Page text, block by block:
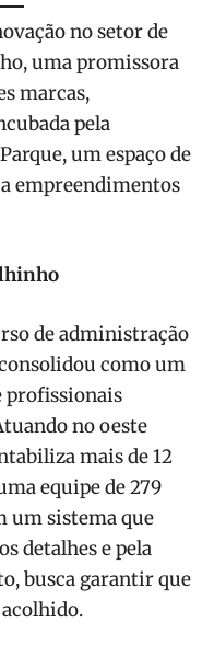
no setor de
uma promissora
marcas,
pela
um espaço de
empreendimentos
de administração
como um
profissionais
no oeste
mais de 12
equipe de 279
um sistema que
detalhes e pela
busca garantir que